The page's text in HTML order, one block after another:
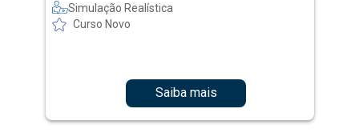
Simulação Realística
Curso Novo
Saiba mais